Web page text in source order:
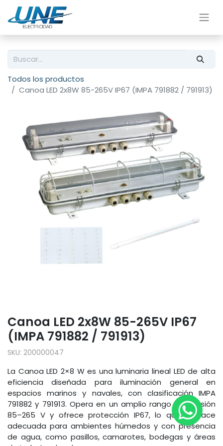
Todos los productos
Canoa LED 2x8W 85-265V IP67 (IMPA 791882 / 791913)
Canoa LED 2x8W 85-265V IP67
(IMPA 791882 / 791913)
SKU: 200000047
La Canoa LED 2×8 W es una luminaria lineal LED de alta
eficiencia diseñada para iluminación general en
espacios marinos y navales, con clasificación IMPA
791882 y 791913. Opera en un amplio rango de tensión
85–265 V y ofrece protección IP67, lo que la hace
adecuada para ambientes húmedos y con presencia
de agua, como pasillos, camarotes, bodegas y áreas